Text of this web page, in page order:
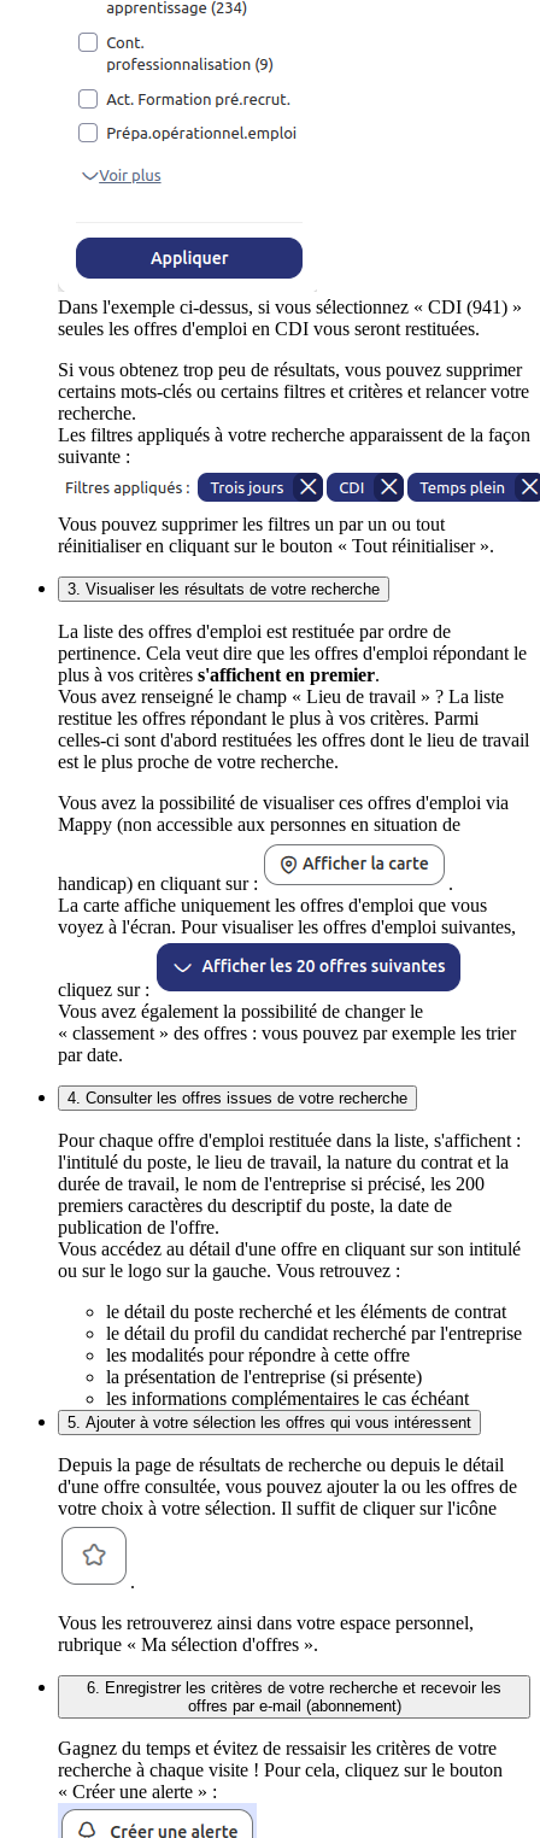
Dans l'exemple ci-dessus, si vous sélectionnez « CDI (941) »
seules les offres d'emploi en CDI vous seront restituées.
Si vous obtenez trop peu de résultats, vous pouvez supprimer
certains mots-clés ou certains filtres et critères et relancer votre
recherche.
Les filtres appliqués à votre recherche apparaissent de la façon
suivante :
Vous pouvez supprimer les filtres un par un ou tout
réinitialiser en cliquant sur le bouton « Tout réinitialiser ».
3. Visualiser les résultats de votre recherche
La liste des offres d'emploi est restituée par ordre de
pertinence. Cela veut dire que les offres d'emploi répondant le
plus à vos critères s'affichent en premier.
Vous avez renseigné le champ « Lieu de travail » ? La liste
restitue les offres répondant le plus à vos critères. Parmi
celles-ci sont d'abord restituées les offres dont le lieu de travail
est le plus proche de votre recherche.
Vous avez la possibilité de visualiser ces offres d'emploi via
Mappy (non accessible aux personnes en situation de
handicap) en cliquant sur :
.
La carte affiche uniquement les offres d'emploi que vous
voyez à l'écran. Pour visualiser les offres d'emploi suivantes,
cliquez sur :
Vous avez également la possibilité de changer le
« classement » des offres : vous pouvez par exemple les trier
par date.
4. Consulter les offres issues de votre recherche
Pour chaque offre d'emploi restituée dans la liste, s'affichent :
l'intitulé du poste, le lieu de travail, la nature du contrat et la
durée de travail, le nom de l'entreprise si précisé, les 200
premiers caractères du descriptif du poste, la date de
publication de l'offre.
Vous accédez au détail d'une offre en cliquant sur son intitulé
ou sur le logo sur la gauche. Vous retrouvez :
le détail du poste recherché et les éléments de contrat
le détail du profil du candidat recherché par l'entreprise
les modalités pour répondre à cette offre
la présentation de l'entreprise (si présente)
les informations complémentaires le cas échéant
5. Ajouter à votre sélection les offres qui vous intéressent
Depuis la page de résultats de recherche ou depuis le détail
d'une offre consultée, vous pouvez ajouter la ou les offres de
votre choix à votre sélection. Il suffit de cliquer sur l'icône
.
Vous les retrouverez ainsi dans votre espace personnel,
rubrique « Ma sélection d'offres ».
6. Enregistrer les critères de votre recherche et recevoir les
offres par e-mail (abonnement)
Gagnez du temps et évitez de ressaisir les critères de votre
recherche à chaque visite ! Pour cela, cliquez sur le bouton
« Créer une alerte » :